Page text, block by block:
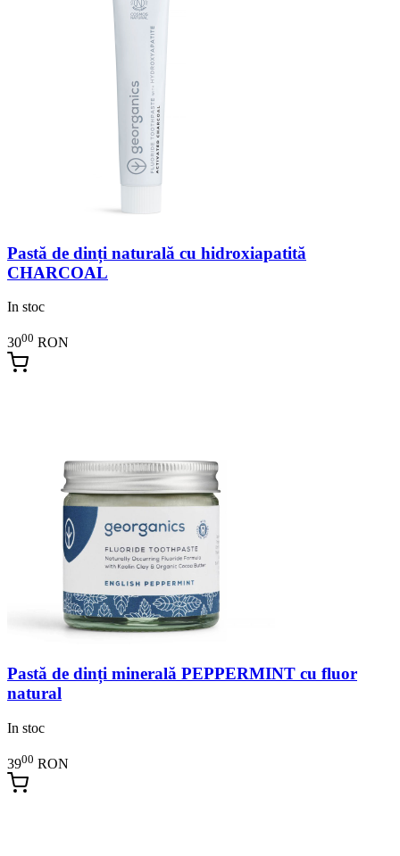
Pastă de dinți naturală cu hidroxiapatită
CHARCOAL
In stoc
3000 RON
Pastă de dinți minerală PEPPERMINT cu fluor
natural
In stoc
3900 RON